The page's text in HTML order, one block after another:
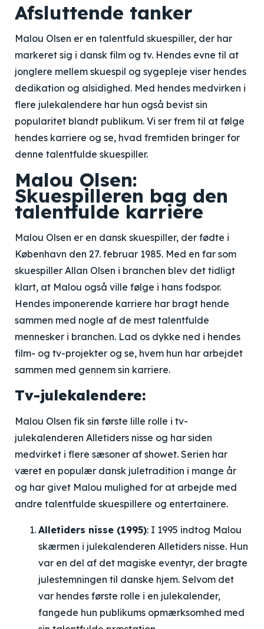
Afsluttende tanker
Malou Olsen er en talentfuld skuespiller, der har
markeret sig i dansk film og tv. Hendes evne til at
jonglere mellem skuespil og sygepleje viser hendes
dedikation og alsidighed. Med hendes medvirken i
flere julekalendere har hun også bevist sin
popularitet blandt publikum. Vi ser frem til at følge
hendes karriere og se, hvad fremtiden bringer for
denne talentfulde skuespiller.
Malou Olsen:
Skuespilleren bag den
talentfulde karriere
Malou Olsen er en dansk skuespiller, der fødte i
København den 27. februar 1985. Med en far som
skuespiller Allan Olsen i branchen blev det tidligt
klart, at Malou også ville følge i hans fodspor.
Hendes imponerende karriere har bragt hende
sammen med nogle af de mest talentfulde
mennesker i branchen. Lad os dykke ned i hendes
film- og tv-projekter og se, hvem hun har arbejdet
sammen med gennem sin karriere.
Tv-julekalendere:
Malou Olsen fik sin første lille rolle i tv-
julekalenderen Alletiders nisse og har siden
medvirket i flere sæsoner af showet. Serien har
været en populær dansk juletradition i mange år
og har givet Malou mulighed for at arbejde med
andre talentfulde skuespillere og entertainere.
Alletiders nisse (1995): I 1995 indtog Malou
skærmen i julekalenderen Alletiders nisse. Hun
var en del af det magiske eventyr, der bragte
julestemningen til danske hjem. Selvom det
var hendes første rolle i en julekalender,
fangede hun publikums opmærksomhed med